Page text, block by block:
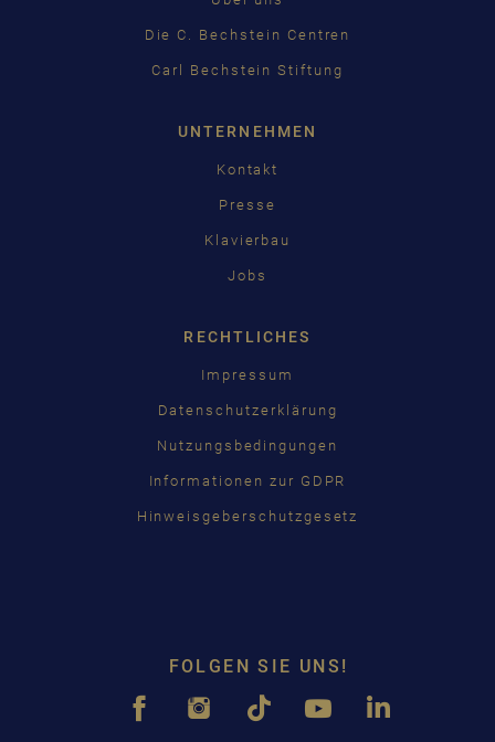
Die C. Bechstein Centren
Carl Bechstein Stiftung
UNTERNEHMEN
Kontakt
Presse
Klavierbau
Jobs
RECHTLICHES
Impressum
Datenschutzerklärung
Nutzungsbedingungen
Informationen zur GDPR
Hinweisgeberschutzgesetz
FOLGEN SIE UNS!